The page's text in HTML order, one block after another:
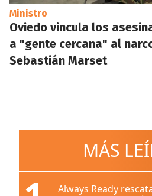
Ministro
Oviedo vincula los
a "gente cercana" al
Sebastián Marset
MÁS
Always Ready